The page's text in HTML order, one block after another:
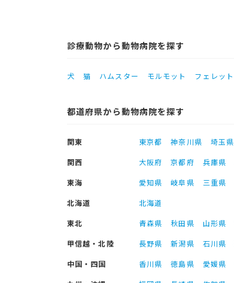
診療動物から動物病院を探す
犬 猫 ハムスター モルモット フェレット
都道府県から動物病院を探す
関東 東京都 神奈川県 埼玉県
関西
大阪府 京都府 兵庫県
東海
愛知県 岐阜県 三重県
北海道
北海道
東北
青森県 秋田県 山形県
甲信越・北陸
長野県 新潟県 石川県
中国・四国
香川県 徳島県 愛媛県